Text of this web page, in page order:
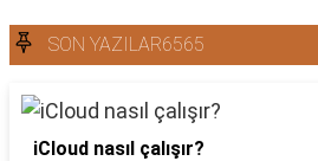
SON YAZILAR6565
iCloud nasıl çalışır?